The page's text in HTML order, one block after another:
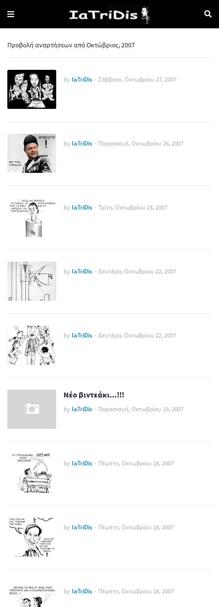
Προβολή αναρτήσεων από Οκτώβριος, 2007
by IaTriDis - Σάββατο, Οκτωβρίου 27, 2007
by IaTriDis - Παρασκευή, Οκτωβρίου 26, 2007
by IaTriDis - Τρίτη, Οκτωβρίου 23, 2007
by IaTriDis - Δευτέρα, Οκτωβρίου 22, 2007
by IaTriDis - Δευτέρα, Οκτωβρίου 22, 2007
Νέο βιντεάκι...!!!
by IaTriDis - Παρασκευή, Οκτωβρίου 19, 2007
by IaTriDis - Πέμπτη, Οκτωβρίου 18, 2007
by IaTriDis - Πέμπτη, Οκτωβρίου 18, 2007
by IaTriDis - Πέμπτη, Οκτωβρίου 18, 2007